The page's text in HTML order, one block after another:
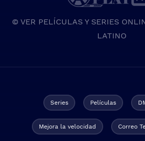
© VER PELÍCULAS Y SERIES
LATINO
Series Películas
Mejora la velocidad Correo